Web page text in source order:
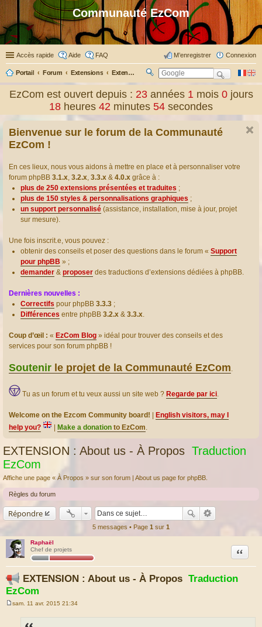
Communauté EzCom
Accès rapide Aide FAQ Connexion
M’enregistrer
Portail Forum Extensions Extensions présentées & traduites
er
EzCom est ouvert depuis : 23 années1 mois0 jours
18 heures 42 minutes 54 secondes
Bienvenue sur le forum de la Communauté
EzCom !
En ces lieux, nous vous aidons à mettre en place et à personnaliser votre
forum phpBB 3.1.x, 3.2.x, 3.3.x & 4.0.x grâce à :
plus de 250 extensions présentées et traduites ;
plus de 150 styles & personnalisations graphiques ;
un support personnalisé (assistance, installation, mise à jour, projet
sur mesure).
Une fois inscrit.e, vous pouvez :
obtenir des conseils et poser des questions dans le forum « Support
pour phpBB » ;
demander & proposer des traductions d’extensions dédiées à phpBB.
Dernières nouvelles :
Correctifs pour phpBB 3.3.3 ;
Différences entre phpBB 3.2.x & 3.3.x.
Coup d’œil : « EzCom Blog » idéal pour trouver des conseils et des
services pour son forum phpBB !
Soutenir le projet de la Communauté EzCom.
Tu as un forum et tu veux aussi un site web ? Regarde par ici.
Welcome on the Ezcom Community board!
English visitors, may I
help you?
Make a donation to EzCom.
EXTENSION : About us - À Propos Traduction
EzCom
Affiche une page « À Propos » sur son forum | About us page for phpBB.
Règles du forum
Répondre
5 messages • Page 1 sur 1
Raphaël
Chef de projets
EXTENSION : About us - À Propos Traduction
EzCom
Citation
sam. 11 avr. 2015 21:34